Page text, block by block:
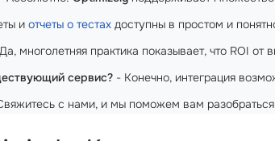
и отчеты о тестах доступны в простом и
многолетняя практика показывает, что ROI от
сервис? - Конечно, интеграция
с нами, и мы поможем вам